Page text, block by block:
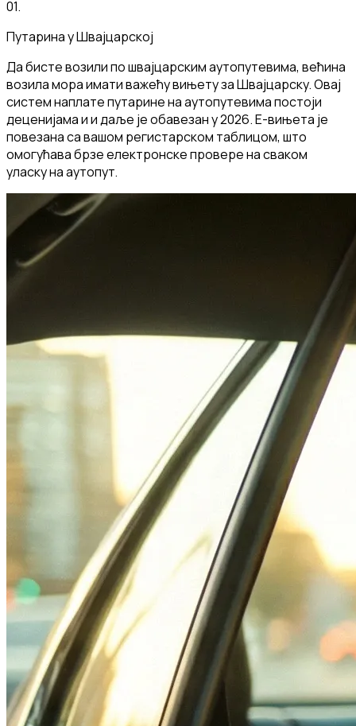
01.
Путарина у Швајцарској
Да бисте возили по швајцарским аутопутевима, већина
возила мора имати важећу вињету за Швајцарску. Овај
систем наплате путарине на аутопутевима постоји
деценијама и и даље је обавезан у 2026. Е-вињета је
повезана са вашом регистарском таблицом, што
омогућава брзе електронске провере на сваком
уласку на аутопут.